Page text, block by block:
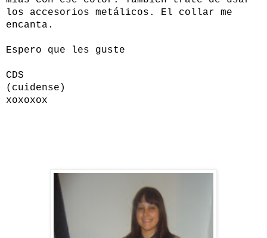
los accesorios metálicos. El collar me
encanta.
Espero que les guste
CDS
(cuidense)
xoxoxox